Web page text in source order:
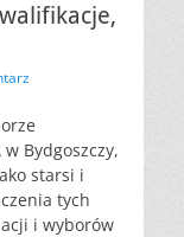
Bydgoszczy,
starsi i
tych
i wyborów